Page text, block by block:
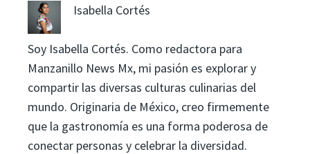
Isabella Cortés
Soy Isabella Cortés. Como redactora para
Manzanillo News Mx, mi pasión es explorar y
compartir las diversas culturas culinarias del
mundo. Originaria de México, creo firmemente
que la gastronomía es una forma poderosa de
conectar personas y celebrar la diversidad.